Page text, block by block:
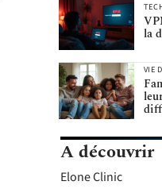
la
VIE
A découvrir
Elone Clinic